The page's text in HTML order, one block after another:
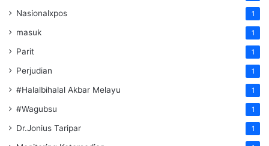
Nasionalxpos 1
masuk 1
Parit 1
Perjudian 1
#Halalbihalal Akbar Melayu 1
#Wagubsu 1
Dr.Jonius Taripar 1